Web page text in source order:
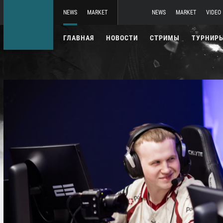
NEWS MARKET NEWS MARKET VIDEO
ГЛАВНАЯ НОВОСТИ СТРИМЫ